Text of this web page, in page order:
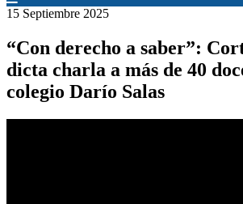
15 Septiembre 2025
“Con derecho a saber”:
dicta charla a más de 40
colegio Darío Salas